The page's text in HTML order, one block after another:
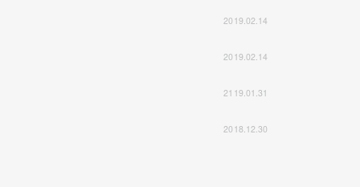
2019.02.14
2019.02.14
2119.01.31
2018.12.30